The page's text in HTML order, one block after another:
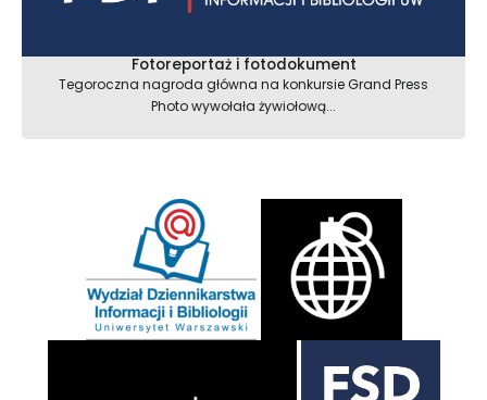
Fotoreportaż i fotodokument
Tegoroczna nagroda główna na konkursie Grand Press
Photo wywołała żywiołową...